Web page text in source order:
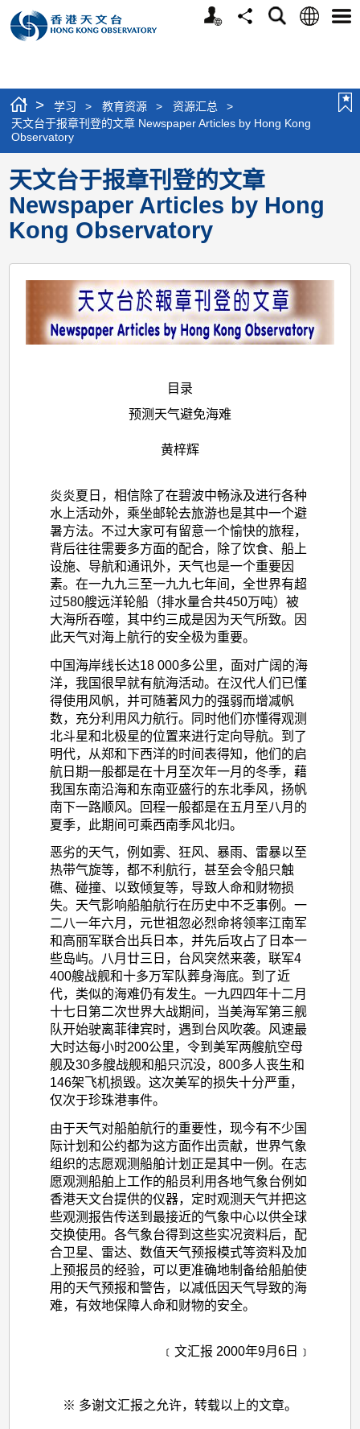
个
分
搜
语
选
> 学习 > 教育资源 > 资源汇总
>
天文台于报章刊登的文章 Newspaper Articles by Hong Kong
Observatory
天文台于报章刊登的文章
Newspaper Articles by Hong
Kong Observatory
目录
预测天气避免海难
黄梓辉
炎炎夏日，相信除了在碧波中畅泳及进行各种
水上活动外，乘坐邮轮去旅游也是其中一个避
暑方法。不过大家可有留意一个愉快的旅程，
背后往往需要多方面的配合，除了饮食、船上
设施、导航和通讯外，天气也是一个重要因
素。在一九九三至一九九七年间，全世界有超
过580艘远洋轮船（排水量合共450万吨）被
大海所吞噬，其中约三成是因为天气所致。因
此天气对海上航行的安全极为重要。
中国海岸线长达18 000多公里，面对广阔的海
洋，我国很早就有航海活动。在汉代人们已懂
得使用风帆，并可随著风力的强弱而增减帆
数，充分利用风力航行。同时他们亦懂得观测
北斗星和北极星的位置来进行定向导航。到了
明代，从郑和下西洋的时间表得知，他们的启
航日期一般都是在十月至次年一月的冬季，藉
我国东南沿海和东南亚盛行的东北季风，扬帆
南下一路顺风。回程一般都是在五月至八月的
夏季，此期间可乘西南季风北归。
恶劣的天气，例如雾、狂风、暴雨、雷暴以至
热带气旋等，都不利航行，甚至会令船只触
礁、碰撞、以致倾复等，导致人命和财物损
失。天气影响船舶航行在历史中不乏事例。一
二八一年六月，元世祖忽必烈命将领率江南军
和高丽军联合出兵日本，并先后攻占了日本一
些岛屿。八月廿三日，台风突然来袭，联军4
400艘战舰和十多万军队葬身海底。到了近
代，类似的海难仍有发生。一九四四年十二月
十七日第二次世界大战期间，当美海军第三舰
队开始驶离菲律宾时，遇到台风吹袭。风速最
大时达每小时200公里，令到美军两艘航空母
舰及30多艘战舰和船只沉没，800多人丧生和
146架飞机损毁。这次美军的损失十分严重，
仅次于珍珠港事件。
由于天气对船舶航行的重要性，现今有不少国
际计划和公约都为这方面作出贡献，世界气象
组织的志愿观测船舶计划正是其中一例。在志
愿观测船舶上工作的船员利用各地气象台例如
香港天文台提供的仪器，定时观测天气并把这
些观测报告传送到最接近的气象中心以供全球
交换使用。各气象台得到这些实况资料后，配
合卫星、雷达、数值天气预报模式等资料及加
上预报员的经验，可以更准确地制备给船舶使
用的天气预报和警告，以减低因天气导致的海
难，有效地保障人命和财物的安全。
﹝文汇报 2000年9月6日﹞
※ 多谢文汇报之允许，转载以上的文章。